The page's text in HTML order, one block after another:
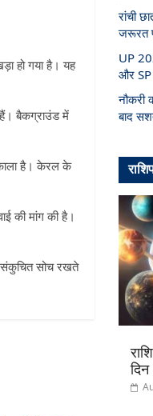
हो गया है। यह
बैकग्राउंड में
है। केरल के
की मांग की है।
सोच रखते
रांची
जरूरत
UP
और SP
नौकरी
बाद